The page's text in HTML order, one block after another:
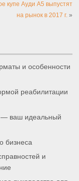
купе Ауди A5 выпустят
на рынок в 2017 г.»
и особенности
реабилитации
— ваш идеальный
бизнеса
и